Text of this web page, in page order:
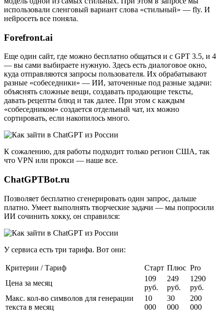
использовали сленговый вариант слова «стильный» — fly. И
нейросеть все поняла.
Forefront.ai
Еще один сайт, где можно бесплатно общаться и с GPT 3.5, и 4
— вы сами выбираете нужную. Здесь есть диалоговое окно,
куда отправляются запросы пользователя. Их обрабатывают
разные «собеседники» — ИИ, заточенные под разные задачи:
объяснять сложные вещи, создавать продающие тексты,
давать рецепты блюд и так далее. При этом с каждым
«собеседником» создается отдельный чат, их можно
сортировать, если накопилось много.
К сожалению, для работы подходит только регион США, так
что VPN или прокси — наше все.
ChatGPTBot.ru
Позволяет бесплатно сгенерировать один запрос, дальше
платно. Умеет выполнять творческие задачи — мы попросили
ИИ сочинить хокку, он справился:
У сервиса есть три тарифа. Вот они:
Критерии / Тариф Старт Плюс Pro
Цена за месяц
109
руб.
249
руб.
1290
руб.
Макс. кол-во символов для генерации
текста в месяц
10
000
30
000
200
000